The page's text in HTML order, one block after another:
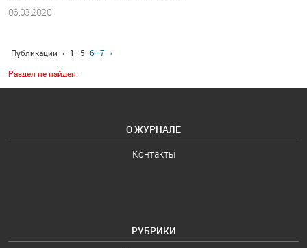
06.03.2020
Публикации ‹ 1–5 6–7 ›
Раздел не найден.
О ЖУРНАЛЕ
Контакты
РУБРИКИ